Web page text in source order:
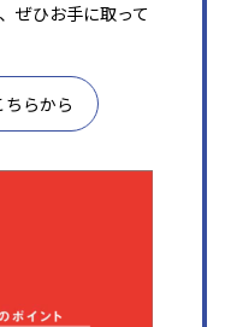
ぜひお手に取って
らから